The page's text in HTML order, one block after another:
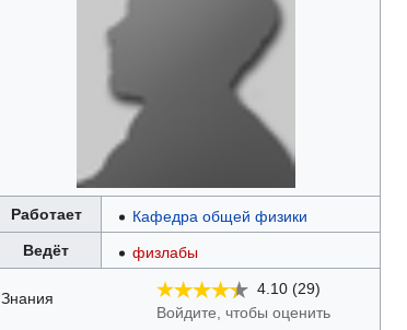
Работает
Кафедра общей физики
Ведёт
физлабы
Знания
4.10 (29)
Войдите, чтобы оценить